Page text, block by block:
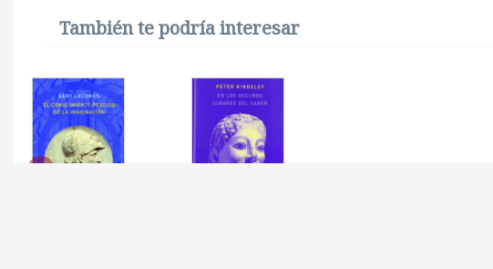
También te podría interesar